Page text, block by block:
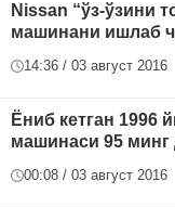
Nissan “ўз-ўзини
машинани ишлаб
14:36 / 03 август 2016
Ёниб кетган 1996
машинаси 95 минг
00:08 / 03 август 2016